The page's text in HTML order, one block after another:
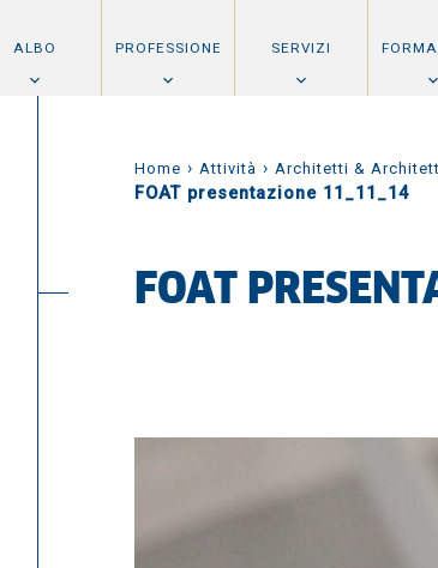
ALBO PROFESSIONE SERVIZI
Home › Attività › Architetti &
FOAT presentazione 11_11_14
FOAT